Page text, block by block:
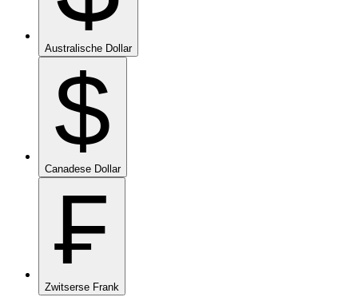
Australische Dollar
$
Canadese Dollar
₣
Zwitserse Frank